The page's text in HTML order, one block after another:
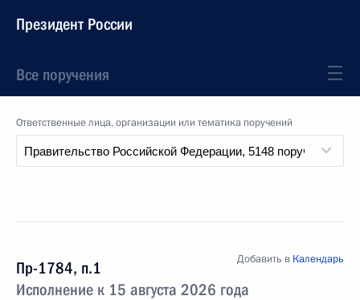
Президент России
Все поручения
Ответственные лица, организации или тематика поручений
Пр-1784, п.1
Исполнение к 15 августа 2026 года
Добавить в Календарь